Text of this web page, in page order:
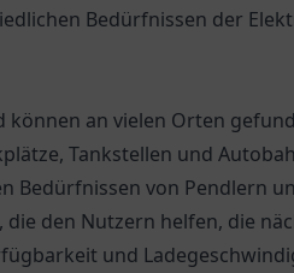
Bedürfnissen der
an vielen Orten
Tankstellen und
von Pendlern
den Nutzern helfen, die
und